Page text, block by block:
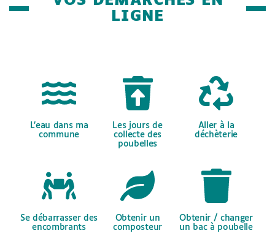
LIGNE
L’eau dans ma
commune
Les jours de
collecte des
poubelles
Aller à la
déchèterie
Se débarrasser des
encombrants
Obtenir un
composteur
Obtenir / changer
un bac à poubelle